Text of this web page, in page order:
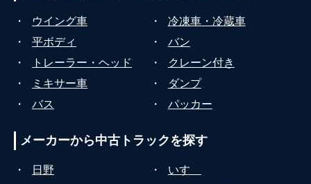
・ ウイング車 ・
冷凍車・冷蔵車
・
平ボディ ・
バン
・
トレーラー・ヘッド ・
クレーン付き
・
ミキサー車 ・
ダンプ
・
バス ・ パッカー
メーカーから中古トラックを探す
・ 日野 ・
いすゞ